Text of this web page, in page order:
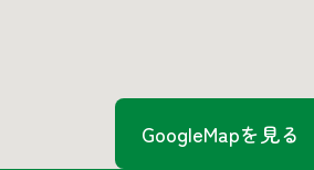
GoogleMapを見る